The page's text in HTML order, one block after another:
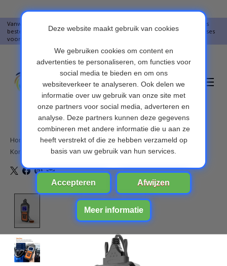
Vanwege vakantie worden er op moment geen pakketjes verstuurd. Alles
bestellingen vanaf 09-07-2026 word op 10-08-2026 verzonden. Onze excuses
voor het ongemak. Bedankt voor u begrip.
Verlanglijst
Home
Konnwei KW480 Full System Diagnostische Scanner voor BMW
Product image slideshow Items